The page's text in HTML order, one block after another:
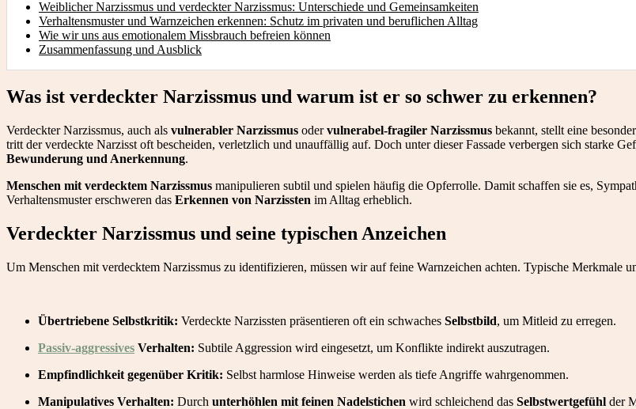
Weiblicher Narzissmus und verdeckter Narzissmus: Unterschiede und Gemeinsamkeiten
Verhaltensmuster und Warnzeichen erkennen: Schutz im privaten und beruflichen Alltag
Wie wir uns aus emotionalem Missbrauch befreien können
Zusammenfassung und Ausblick
Was ist verdeckter Narzissmus und warum ist er so schwer zu erkennen?
Verdeckter Narzissmus, auch als vulnerabler Narzissmus odervulnerabel-fragiler Narzissmus bekannt, stellt eine
tritt der verdeckte Narzisst oft bescheiden, verletzlich und unauffällig auf. Doch unter dieser Fassade verbergen sich starke
Bewunderung und Anerkennung.
Menschen mit verdecktem Narzissmus manipulieren subtil und spielen häufig die Opferrolle. Damit schaffen sie es,
Verhaltensmuster erschweren das Erkennen von Narzissten im Alltag erheblich.
Verdeckter Narzissmus und seine typischen Anzeichen
Um Menschen mit verdecktem Narzissmus zu identifizieren, müssen wir auf feine Warnzeichen achten. Typische Merkmale
Übertriebene Selbstkritik: Verdeckte Narzissten präsentieren oft ein schwaches Selbstbild, um Mitleid zu erregen.
Passiv-aggressives Verhalten: Subtile Aggression wird eingesetzt, um Konflikte indirekt auszutragen.
Empfindlichkeit gegenüber Kritik: Selbst harmlose Hinweise werden als tiefe Angriffe wahrgenommen.
Manipulatives Verhalten: Durch unterhöhlen mit feinen Nadelstichen wird schleichend das Selbstwertgefühl der